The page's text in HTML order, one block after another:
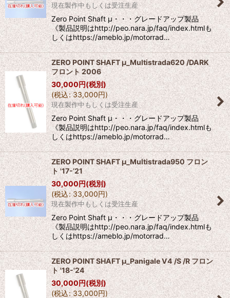
現在製作中もしくは受注生産
Zero Point Shaft μ・・・グレードアップ製品
《製品説明はhttp://peo.nara.jp/faq/index.htmlも
しくはhttps://ameblo.jp/motorrad…
ZERO POINT SHAFT μ_Multistrada620 /DARK
フロント 2006
30,000円(税別)
(税込: 33,000円)
現在製作中もしくは受注生産
Zero Point Shaft μ・・・グレードアップ製品
《製品説明はhttp://peo.nara.jp/faq/index.htmlも
しくはhttps://ameblo.jp/motorrad…
ZERO POINT SHAFT μ_Multistrada950 フロン
ト '17-’21
30,000円(税別)
(税込: 33,000円)
現在製作中もしくは受注生産
Zero Point Shaft μ・・・グレードアップ製品
《製品説明はhttp://peo.nara.jp/faq/index.htmlも
しくはhttps://ameblo.jp/motorrad…
ZERO POINT SHAFT μ_Panigale V4 /S /R フロン
ト '18-'24
30,000円(税別)
(税込: 33,000円)